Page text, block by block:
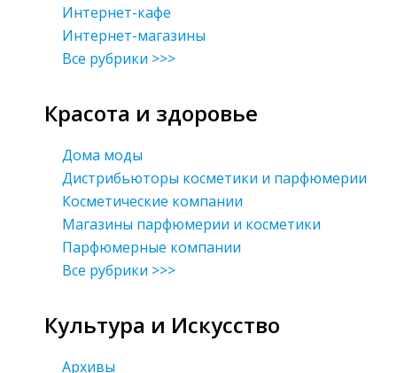
Интернет-кафе
Интернет-магазины
Все рубрики >>>
Красота и здоровье
Дома моды
Дистрибьюторы косметики и парфюмерии
Косметические компании
Магазины парфюмерии и косметики
Парфюмерные компании
Все рубрики >>>
Культура и Искусство
Архивы